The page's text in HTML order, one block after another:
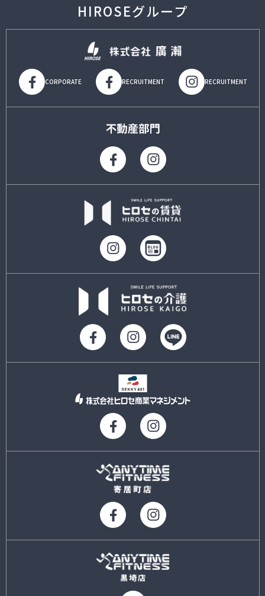
HIROSEグループ
CORPORATE RECRUITMENT RECRUITMENT